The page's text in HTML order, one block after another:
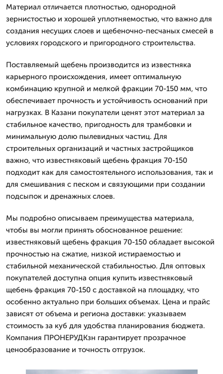
Материал отличается плотностью, однородной
зернистостью и хорошей уплотняемостью, что важно для
создания несущих слоев и щебеночно-песчаных смесей в
условиях городского и пригородного строительства.
Поставляемый щебень производится из известняка
карьерного происхождения, имеет оптимальную
комбинацию крупной и мелкой фракции 70-150 мм, что
обеспечивает прочность и устойчивость оснований при
нагрузках. В Казани покупатели ценят этот материал за
стабильное качество, пригодность для трамбовки и
минимальную долю пылевидных частиц. Для
строительных организаций и частных застройщиков
важно, что известняковый щебень фракция 70-150
подходит как для самостоятельного использования, так и
для смешивания с песком и связующими при создании
подсыпок и дренажных слоев.
Мы подробно описываем преимущества материала,
чтобы вы могли принять обоснованное решение:
известняковый щебень фракция 70-150 обладает высокой
прочностью на сжатие, низкой истираемостью и
стабильной механической стабильностью. Для оптовых
покупателей доступна опция купить известняковый
щебень фракция 70-150 с доставкой на площадку, что
особенно актуально при больших объемах. Цена и прайс
зависят от объема и региона доставки: указываем
стоимость за куб для удобства планирования бюджета.
Компания ПРОНЕРУДКзн гарантирует прозрачное
ценообразование и точность отгрузок.